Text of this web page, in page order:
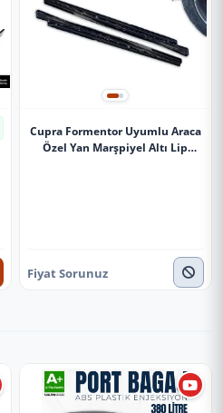
Cupra Formentor Uyumlu Araca
Özel Yan Marşpiyel Altı Lip
Fiyat Sorunuz